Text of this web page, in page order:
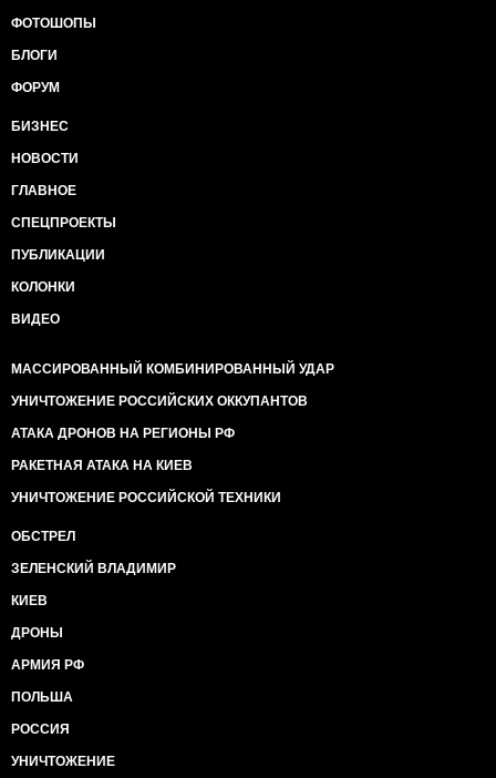
ФОТОШОПЫ
БЛОГИ
ФОРУМ
БИЗНЕС
НОВОСТИ
ГЛАВНОЕ
СПЕЦПРОЕКТЫ
ПУБЛИКАЦИИ
КОЛОНКИ
ВИДЕО
МАССИРОВАННЫЙ КОМБИНИРОВАННЫЙ УДАР
УНИЧТОЖЕНИЕ РОССИЙСКИХ ОККУПАНТОВ
АТАКА ДРОНОВ НА РЕГИОНЫ РФ
РАКЕТНАЯ АТАКА НА КИЕВ
УНИЧТОЖЕНИЕ РОССИЙСКОЙ ТЕХНИКИ
ОБСТРЕЛ
ЗЕЛЕНСКИЙ ВЛАДИМИР
КИЕВ
ДРОНЫ
АРМИЯ РФ
ПОЛЬША
РОССИЯ
УНИЧТОЖЕНИЕ